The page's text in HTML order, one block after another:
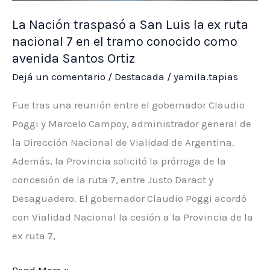
La Nación traspasó a San Luis la ex ruta
nacional 7 en el tramo conocido como
avenida Santos Ortiz
Dejá un comentario / Destacada / yamila.tapias
Fue tras una reunión entre el gobernador Claudio
Poggi y Marcelo Campoy, administrador general de
la Dirección Nacional de Vialidad de Argentina.
Además, la Provincia solicitó la prórroga de la
concesión de la ruta 7, entre Justo Daract y
Desaguadero. El gobernador Claudio Poggi acordó
con Vialidad Nacional la cesión a la Provincia de la
ex ruta 7,